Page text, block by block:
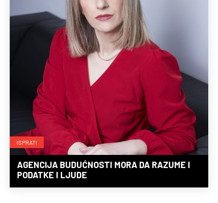
ISPRATI
AGENCIJA BUDUĆNOSTI MORA DA RAZUME I
PODATKE I LJUDE